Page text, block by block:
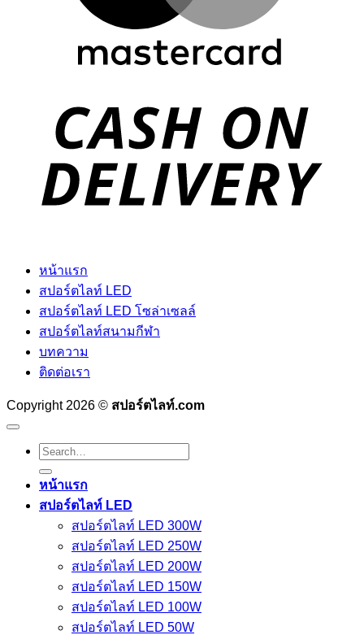
หน้าแรก
สปอร์ตไลท์ LED
สปอร์ตไลท์ LED โซล่าเซลล์
สปอร์ตไลท์สนามกีฬา
บทความ
ติดต่อเรา
Copyright 2026 © สปอร์ตไลท์.com
Search
for:
หน้าแรก
สปอร์ตไลท์ LED
สปอร์ตไลท์ LED 300W
สปอร์ตไลท์ LED 250W
สปอร์ตไลท์ LED 200W
สปอร์ตไลท์ LED 150W
สปอร์ตไลท์ LED 100W
สปอร์ตไลท์ LED 50W